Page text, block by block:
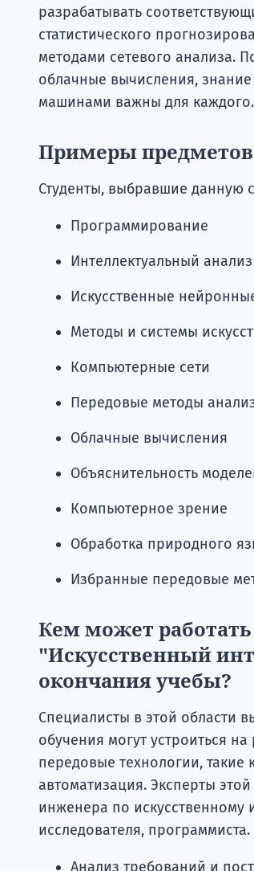
разрабатывать
статистического
методами сетевого анализа.
облачные вычисления,
машинами важны для каждого.
Примеры
Студенты, выбравшие данную
Программирование
Интеллектуальный
Искусственные
Методы и системы
Компьютерные сети
Передовые методы
Облачные вычисления
Объяснительность
Компьютерное зрение
Обработка природного
Избранные передовые
Кем может
"Искусственный
окончания учебы?
Специалисты в этой области
обучения могут устроиться
передовые технологии,
автоматизация. Эксперты
инженера по искусственному
исследователя,
Анализ требований и